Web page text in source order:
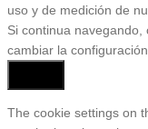
a
Tienda
uso y de medición de
Si continua
cambiar la
The cookie settings on